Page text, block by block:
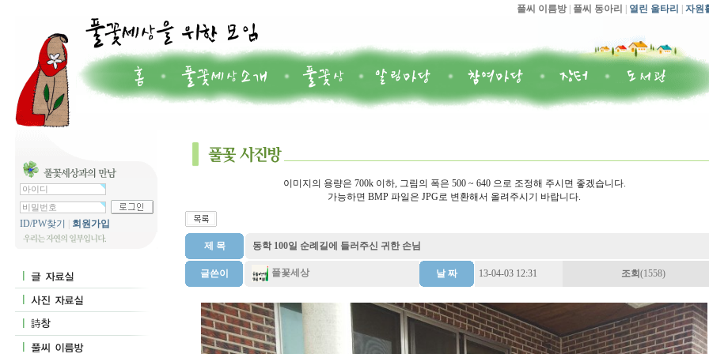
풀씨 이름방 풀씨 동아리 열린 울타리 자원
ID/PW찾기 회원가입
이미지의 용량은 700k 이하, 그림의 폭은 500 ~ 640 으로 조정해 주시면 좋겠습니다.
가능하면 BMP 파일은 JPG로 변환해서 올려주시기 바랍니다.
제 목 동학 100일 순례길에 들러주신 귀한 손님
글쓴이 풀꽃세상 날 짜 13-04-03 12:31 조회 (1558)